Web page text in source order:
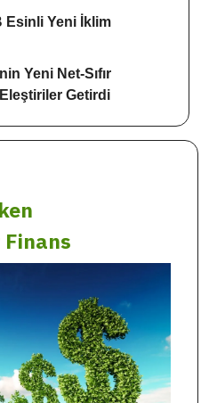
Esinli Yeni İklim
Yeni Net-Sıfır
Getirdi